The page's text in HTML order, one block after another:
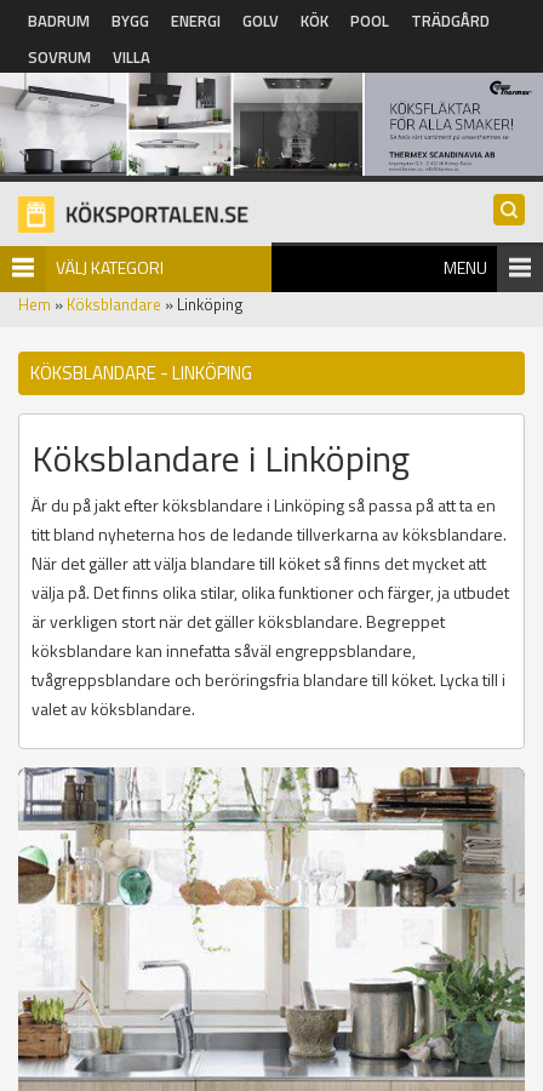
Hoppa till huvudinnehåll
BADRUM BYGG ENERGI GOLV KÖK POOL
TRÄDGÅRD
SOVRUM
VILLA
VÄLJ KATEGORI MENU
Hem » Köksblandare » Linköping
KÖKSBLANDARE - LINKÖPING
Köksblandare i Linköping
Är du på jakt efter köksblandare i Linköping så passa på att ta en
titt bland nyheterna hos de ledande tillverkarna av köksblandare.
När det gäller att välja blandare till köket så finns det mycket att
välja på. Det finns olika stilar, olika funktioner och färger, ja utbudet
är verkligen stort när det gäller köksblandare. Begreppet
köksblandare kan innefatta såväl engreppsblandare,
tvågreppsblandare och beröringsfria blandare till köket. Lycka till i
valet av köksblandare.